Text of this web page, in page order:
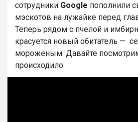
сотрудники Google пополнили
мэскотов на лужайке перед
Теперь рядом с пчелой и
красуется новый обитатель —
мороженым. Давайте
происходило: